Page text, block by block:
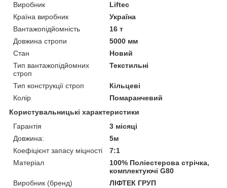
Виробник
Liftec
Країна виробник
Україна
Вантажопідйомність
16 т
Довжина стропи
5000 мм
Стан
Новий
Тип вантажопідйомних
строп
Текстильні
Тип конструкції строп
Кільцеві
Колір
Помаранчевий
Користувальницькі характеристики
Гарантія
3 місяці
Довжина:
5м
Коефіцієнт запасу міцності
7:1
Матеріал
100% Поліестерова стрічка,
комплектуючі G80
Виробник (бренд)
ЛІФТЕК ГРУП